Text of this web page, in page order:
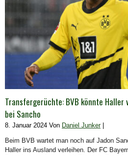
Transfergerüchte: BVB könnte
bei Sancho
8. Januar 2024 Von Daniel Junker|
Beim BVB wartet man noch auf Jadon
Haller ins Ausland verleihen. Der FC